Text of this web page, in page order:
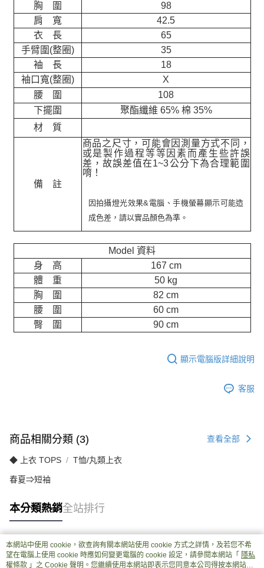
胸 圍
98
肩 寬
42.5
衣 長
65
手臂圍(整圈)
35
袖 長
18
袖口寬(整圈)
X
腰 圍
108
下擺圍
聚酯纖維 65% 棉 35%
材 質
備 註
商品之尺寸，可能會因測量方式不同，
或是製作過程等等因素而產生些許誤
差，故誤差值在1~3公分下為合理範圍
唷！
因拍攝燈光效果&電腦、手機螢幕顯示可能造
成色差，請以實品顏色為準。
Model 資料
身 高
167 cm
體 重
50 kg
胸 圍
82 cm
腰 圍
60 cm
臀 圍
90 cm
顯示電腦版詳細說明
客服
商品相關分類 (3) 查看全部
◆ 上衣 TOPS T恤/丸類上衣
春夏⇒短袖
本分類熱銷全站排行
熱門標籤
本網站中使用 cookie，欲查詢有關本網站使用 cookie 方式之詳情，及若您不希
望在電腦上使用 cookie 時應如何變更電腦的 cookie 設定，請參閱本網站「 隱私
權條款 」之 Cookie 聲明。您繼續使用本網站即表示您同意本公司得按本網站使